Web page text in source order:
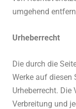
umgehend
Urheberrecht
Die durch die
Werke auf diesen
Urheberrecht.
Verbreitung und